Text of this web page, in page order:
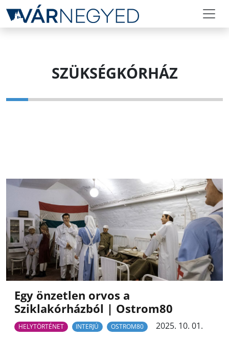
SZÜKSÉGKÓRHÁZ
Egy önzetlen orvos a
Sziklakórházból | Ostrom80
HELYTÖRTÉNET INTERJÚ OSTROM80
2025. 10. 01.